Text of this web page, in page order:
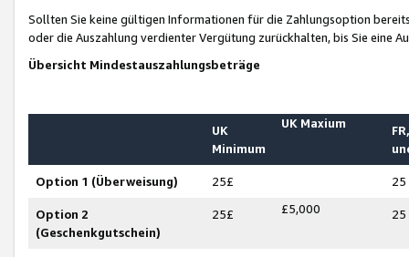
Sollten Sie keine gültigen Informationen für die Zahlungsoption
oder die Auszahlung verdienter Vergütung zurückhalten, bis Sie
Übersicht Mindestauszahlungsbeträge
UK
Minimum
UK Maxium
Option 1 (Überweisung) 25£ 25
Option 2
(Geschenkgutschein)
25£ £5,000 25